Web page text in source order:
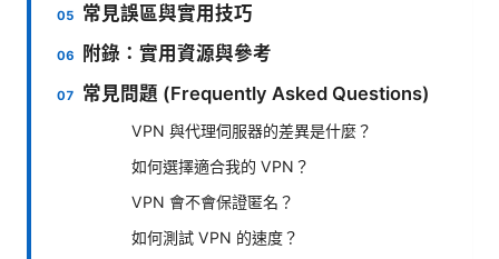
常見誤區與實用技巧
附錄：實用資源與參考
常見問題 (Frequently Asked Questions)
VPN 與代理伺服器的差異是什麼？
如何選擇適合我的 VPN？
VPN 會不會保證匿名？
如何測試 VPN 的速度？